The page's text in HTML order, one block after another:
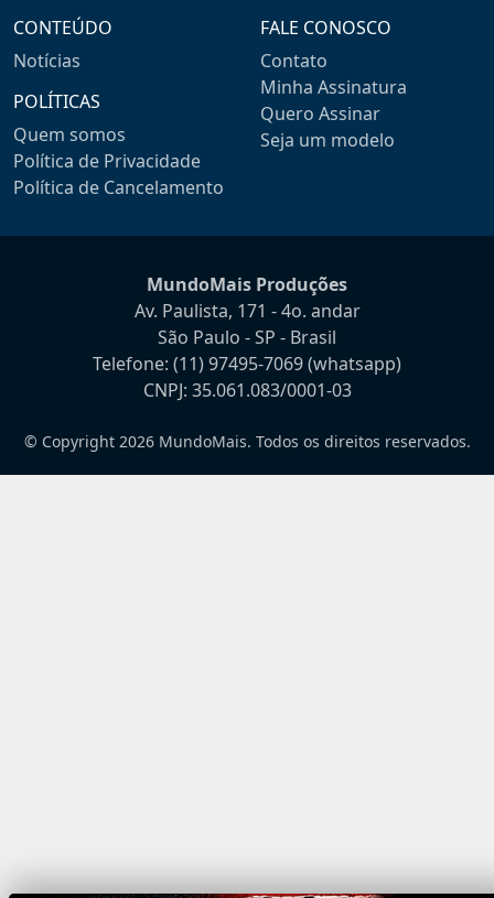
CONTEÚDO
Notícias
POLÍTICAS
Quem somos
Política de Privacidade
Política de Cancelamento
FALE CONOSCO
Contato
Minha Assinatura
Quero Assinar
Seja um modelo
MundoMais Produções
Av. Paulista, 171 - 4o. andar
São Paulo - SP - Brasil
Telefone: (11) 97495-7069(whatsapp)
CNPJ: 35.061.083/0001-03
© Copyright 2026 MundoMais. Todos os direitos reservados.